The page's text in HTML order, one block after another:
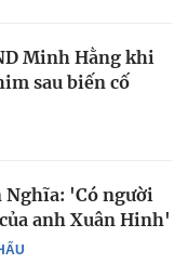
Minh Hằng khi
sau biến cố
Nghĩa: 'Có người
anh Xuân Hinh'